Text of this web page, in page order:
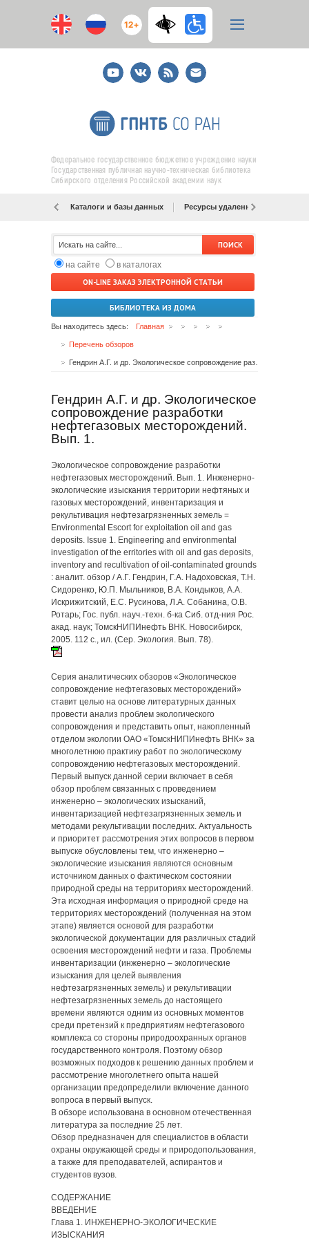
12+
YoutubeВКонтакте
RSS
E-
mail
подписка
Федеральное государственное бюджетное учреждение науки
Государственная публичная научно-техническая библиотека
Сибирского отделения Российской академии наук
Каталоги и базы данных Ресурсы удаленного доступа
на сайте
в каталогах
ON-LINE ЗАКАЗ ЭЛЕКТРОННОЙ СТАТЬИ
БИБЛИОТЕКА ИЗ ДОМА
Вы находитесь здесь: Главная
Перечень обзоров
Гендрин А.Г. и др. Экологическое
сопровождение разработки
нефтегазовых месторождений.
Вып. 1.
Экологическое сопровождение разработки
нефтегазовых месторождений. Вып. 1. Инженерно-
экологические изыскания территории нефтяных и
газовых месторождений, инвентаризация и
рекультивация нефтезагрязненных земель =
Environmental Escort for exploitation oil and gas
deposits. Issue 1. Engineering and environmental
investigation of the erritories with oil and gas deposits,
inventory and recultivation of oil-contaminated grounds
: аналит. обзор / А.Г. Гендрин, Г.А. Надоховская, Т.Н.
Сидоренко, Ю.П. Мыльников, В.А. Кондыков, А.А.
Искрижитский, Е.С. Русинова, Л.А. Собанина, О.В.
Ротарь; Гос. публ. науч.-техн. б-ка Сиб. отд-ния Рос.
акад. наук; ТомскНИПИнефть ВНК. Новосибирск,
2005. 112 с., ил. (Сер. Экология. Вып. 78).
Серия аналитических обзоров «Экологическое
сопровождение нефтегазовых месторождений»
ставит целью на основе литературных данных
провести анализ проблем экологического
сопровождения и представить опыт, накопленный
отделом экологии ОАО «ТомскНИПИнефть ВНК» за
многолетнюю практику работ по экологическому
сопровождению нефтегазовых месторождений.
Первый выпуск данной серии включает в себя
обзор проблем связанных с проведением
инженерно – экологических изысканий,
инвентаризацией нефтезагрязненных земель и
методами рекультивации последних. Актуальность
и приоритет рассмотрения этих вопросов в первом
выпуске обусловлены тем, что инженерно –
экологические изыскания являются основным
источником данных о фактическом состоянии
природной среды на территориях месторождений.
Эта исходная информация о природной среде на
территориях месторождений (полученная на этом
этапе) является основой для разработки
экологической документации для различных стадий
освоения месторождений нефти и газа. Проблемы
инвентаризации (инженерно – экологические
изыскания для целей выявления
нефтезагрязненных земель) и рекультивации
нефтезагрязненных земель до настоящего
времени являются одним из основных моментов
среди претензий к предприятиям нефтегазового
комплекса со стороны природоохранных органов
государственного контроля. Поэтому обзор
возможных подходов к решению данных проблем и
рассмотрение многолетнего опыта нашей
организации предопределили включение данного
вопроса в первый выпуск.
В обзоре использована в основном отечественная
литература за последние 25 лет.
Обзор предназначен для специалистов в области
охраны окружающей среды и природопользования,
а также для преподавателей, аспирантов и
студентов вузов.
СОДЕРЖАНИЕ
ВВЕДЕНИЕ
Глава 1. ИНЖЕНЕРНО-ЭКОЛОГИЧЕСКИЕ
ИЗЫСКАНИЯ